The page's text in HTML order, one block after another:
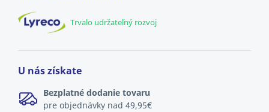
Trvalo udržateľný rozvoj
U nás získate
Bezplatné dodanie tovaru
pre objednávky nad 49,95€